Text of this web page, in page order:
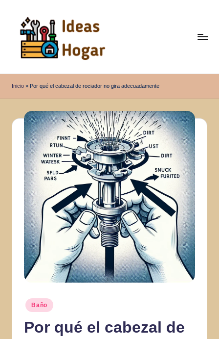
contenido
d
e
a
H
Inicio » Por qué el cabezal de rociador no gira adecuadamente
Publicado
en
Baño
Por qué el cabezal de